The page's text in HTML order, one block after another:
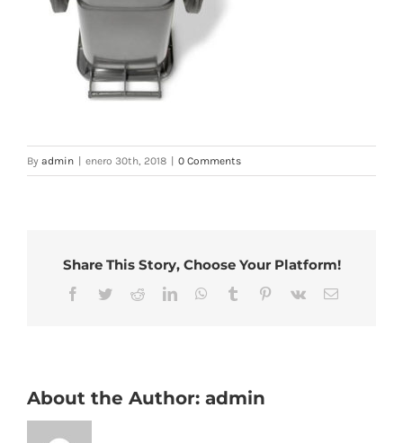
By admin enero 30th, 2018 0 Comments
Share This Story, Choose Your Platform!
Facebook
TwitterRedditLinkedInWhatsApp
Tumblr Pinterest
Vk Email
About the Author: admin